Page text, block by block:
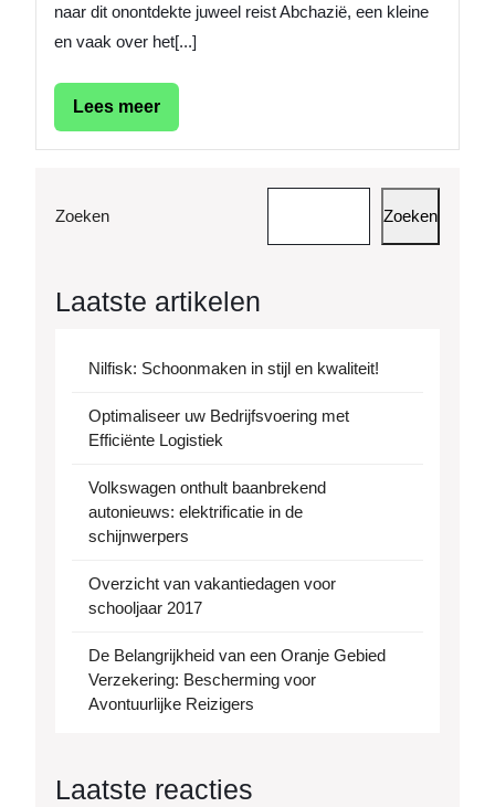
naar dit onontdekte juweel reist Abchazië, een kleine
en vaak over het[...]
Lees meerLees
meer
Zoeken Zoeken
Laatste artikelen
Nilfisk: Schoonmaken in stijl en kwaliteit!
Optimaliseer uw Bedrijfsvoering met
Efficiënte Logistiek
Volkswagen onthult baanbrekend
autonieuws: elektrificatie in de
schijnwerpers
Overzicht van vakantiedagen voor
schooljaar 2017
De Belangrijkheid van een Oranje Gebied
Verzekering: Bescherming voor
Avontuurlijke Reizigers
Laatste reacties